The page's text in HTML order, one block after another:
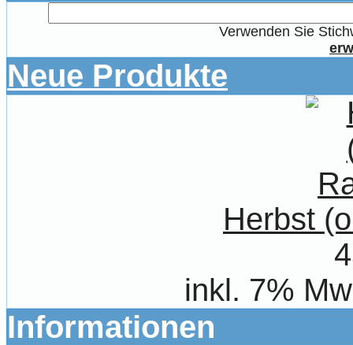
Verwenden Sie
Neue Produkte
Herbst
inkl. 7%
Informationen